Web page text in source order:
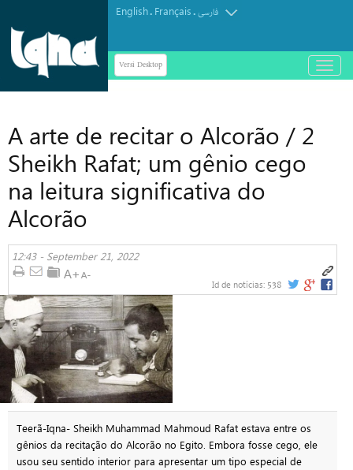
English. Français.فارسی
Versi Desktop
باز
و
A arte de recitar o Alcorão / 2
Sheikh Rafat; um gênio cego
na leitura significativa do
Alcorão
12:43 - September 21, 2022
Id de notícias: 538
Teerã-Iqna- Sheikh Muhammad Mahmoud Rafat estava entre os
gênios da recitação do Alcorão no Egito. Embora fosse cego, ele
usou seu sentido interior para apresentar um tipo especial de